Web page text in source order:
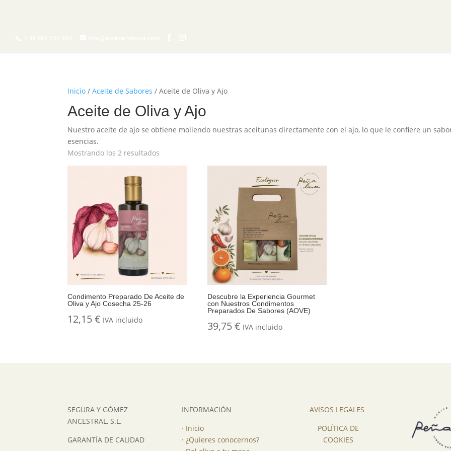
Inicio /Aceite de Sabores / Aceite de Oliva y Ajo
Aceite de Oliva y Ajo
Nuestro aceite de ajo se obtiene moliendo nuestras aceitunas directamente con el ajo, lo que le confiere un
esencias.
Mostrando los 2 resultados
Condimento Preparado De Aceite de
Oliva y Ajo Cosecha 25-26
12,15€ IVA incluido
Descubre la Experiencia Gourmet
con Nuestros Condimentos
Preparados De Sabores (AOVE)
39,75€ IVA incluido
SEGURA Y GÓMEZ
ANCESTRAL, S.L.
GARANTÍA DE CALIDAD
INFORMACIÓN
· Inicio
· ¿Quieres conocernos?
AVISOS LEGALES
POLÍTICA DE
COOKIES